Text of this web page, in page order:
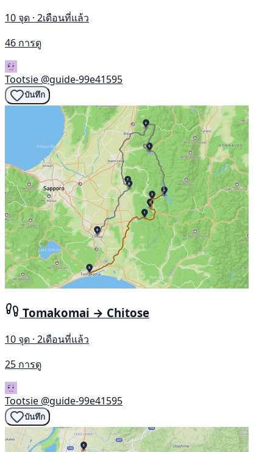
10 จุด · 2เดือนที่แล้ว
46 การดู
Tootsie @guide-99e41595
บันทึก
Tomakomai → Chitose
10 จุด · 2เดือนที่แล้ว
25 การดู
Tootsie @guide-99e41595
บันทึก